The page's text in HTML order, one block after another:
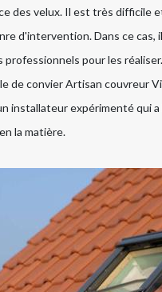
des velux. Il est très difficile
d'intervention. Dans ce cas,
pour les
de convier Artisan couvreur
installateur expérimenté qui a
la matière.